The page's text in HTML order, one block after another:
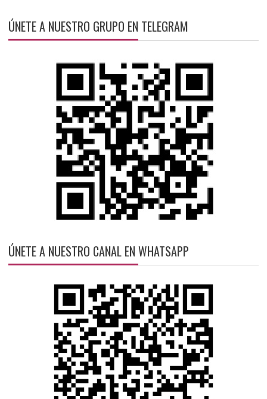
ÚNETE A NUESTRO GRUPO EN TELEGRAM
ÚNETE A NUESTRO CANAL EN WHATSAPP